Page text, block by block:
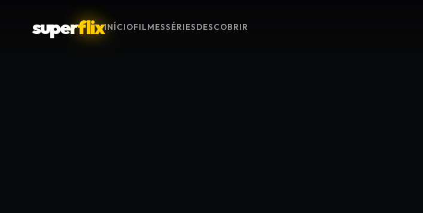
superflixINÍCIOFILMESSÉRIESDESCOBRIR